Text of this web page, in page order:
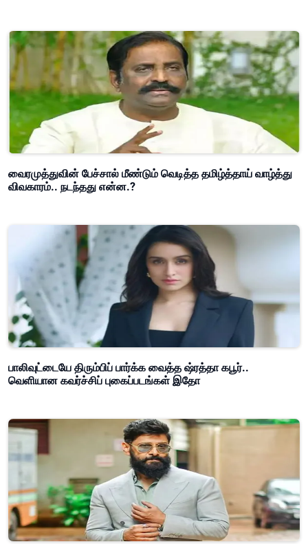
வைரமுத்துவின் பேச்சால் மீண்டும் வெடித்த தமிழ்த்தாய் வாழ்த்து
விவகாரம்.. நடந்தது என்ன.?
பாலிவுட்டையே திரும்பிப் பார்க்க வைத்த ஷ்ரத்தா கபூர்..
வெளியான கவர்ச்சிப் புகைப்படங்கள் இதோ